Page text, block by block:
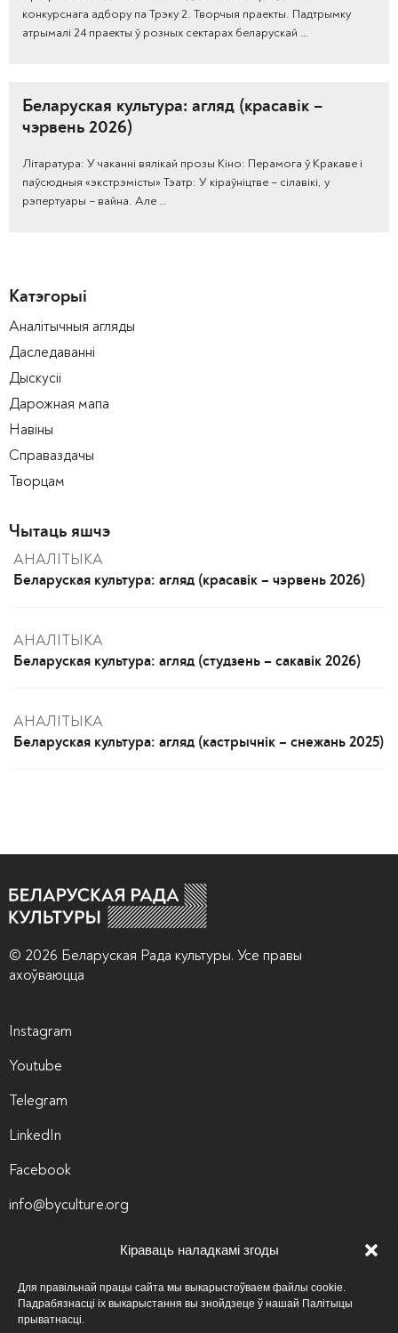
Кіраваць наладкамі згоды
Для правільнай працы сайта мы выкарыстоўваем файлы cookie.
Падрабязнасці іх выкарыстання вы знойдзеце ў нашай Палітыцы
прыватнасці.
конкурснага адбору па Трэку 2. Творчыя праекты. Падтрымку
атрымалі 24 праекты ў розных сектарах беларускай …
Беларуская культура: агляд (красавік –
чэрвень 2026)
Літаратура: У чаканні вялікай прозы Кіно: Перамога ў Кракаве і
паўсюдныя «экстрэмісты» Тэатр: У кіраўніцтве – сілавікі, у
рэпертуары – вайна. Але …
Катэгорыі
Аналітычныя агляды
Даследаванні
Дыскусіі
Дарожная мапа
Навіны
Справаздачы
Творцам
Чытаць яшчэ
АНАЛІТЫКА
Беларуская культура: агляд (красавік – чэрвень 2026)
АНАЛІТЫКА
Беларуская культура: агляд (студзень – сакавік 2026)
АНАЛІТЫКА
Беларуская культура: агляд (кастрычнік – снежань 2025)
© 2026 Беларуская Рада культуры. Усе правы
ахоўваюцца
Instagram
Youtube
Telegram
LinkedIn
Facebook
info@byculture.org
Вакансіі
Архіў вакансій